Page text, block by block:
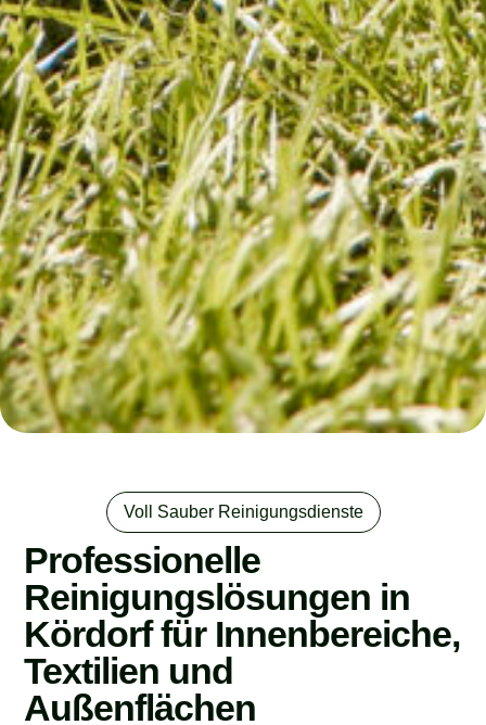
Voll Sauber Reinigungsdienste
Professionelle
Reinigungslösungen in
Kördorf für Innenbereiche,
Textilien und
Außenflächen